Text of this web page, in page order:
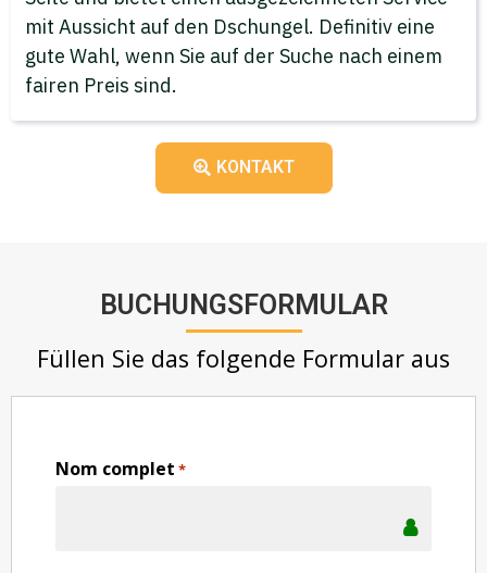
mit Aussicht auf den Dschungel. Definitiv eine
gute Wahl, wenn Sie auf der Suche nach einem
fairen Preis sind.
KONTAKT
BUCHUNGSFORMULAR
Füllen Sie das folgende Formular aus
Nom complet *